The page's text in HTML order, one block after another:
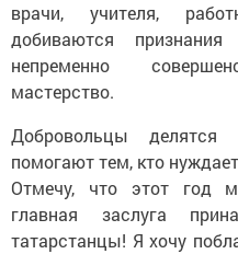
врачи, учителя,
добиваются
непременно
мастерство.
Добровольцы
помогают тем, кто
Отмечу, что этот год
главная заслуга
татарстанцы! Я хочу